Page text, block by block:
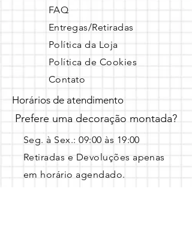
FAQ
Entregas/Retiradas
Política da Loja
Política de Cookies
Contato
Horários de atendimento
Prefere uma decoração montada?
Seg. à Sex.: 09:00 às 19:00 ​
Retiradas e Devoluções apenas
em horário agendado.